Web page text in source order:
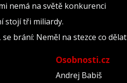
nemá na světě konkurenci
stojí tři miliardy.
brání: Neměl na stezce co dělat
Osobnosti.cz
Andrej Babiš